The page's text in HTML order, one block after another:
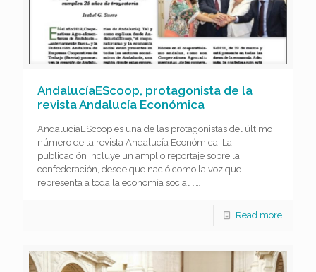
AndalucíaEScoop, protagonista de la
revista Andalucía Económica
AndalucíaEScoop es una de las protagonistas del último
número de la revista Andalucía Económica. La
publicación incluye un amplio reportaje sobre la
confederación, desde que nació como la voz que
representa a toda la economía social […]
Read more